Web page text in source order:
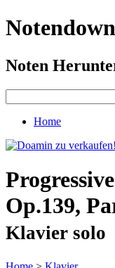
Noten
Home
Op.139,
Klavier solo